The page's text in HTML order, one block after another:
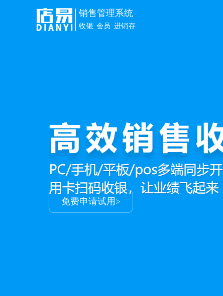
销售管理系统
收银·会员·进销存
免费申请试用>